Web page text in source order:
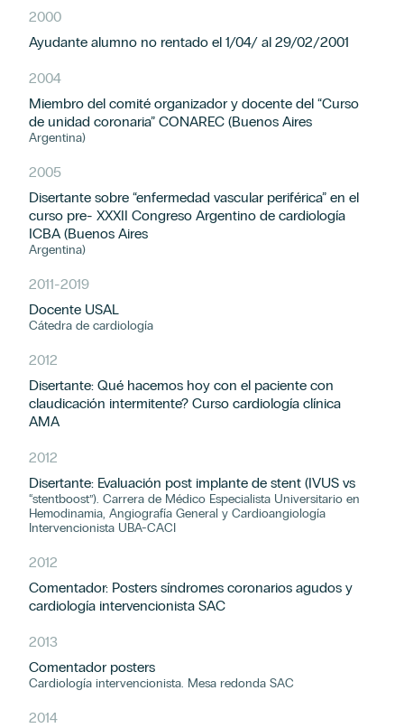
2000
Ayudante alumno no rentado el 1/04/ al 29/02/2001
2004
Miembro del comité organizador y docente del “Curso
de unidad coronaria” CONAREC (Buenos Aires
Argentina)
2005
Disertante sobre “enfermedad vascular periférica” en el
curso pre- XXXII Congreso Argentino de cardiología
ICBA (Buenos Aires
Argentina)
2011-2019
Docente USAL
Cátedra de cardiología
2012
Disertante: Qué hacemos hoy con el paciente con
claudicación intermitente? Curso cardiología clínica
AMA
2012
Disertante: Evaluación post implante de stent (IVUS vs
“stentboost”). Carrera de Médico Especialista Universitario en
Hemodinamia, Angiografía General y Cardioangiología
Intervencionista UBA-CACI
2012
Comentador: Posters síndromes coronarios agudos y
cardiología intervencionista SAC
2013
Comentador posters
Cardiología intervencionista. Mesa redonda SAC
2014